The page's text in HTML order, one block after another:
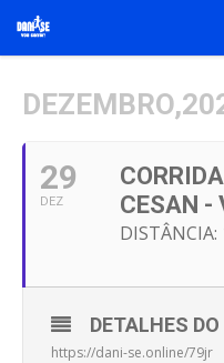
29
DEZ
CESAN -
DISTÂNCIA:
DETALHES
https://dani-se.online/79jr